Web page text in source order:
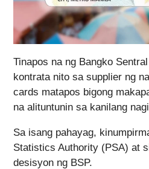
Tinapos na ng Bangko
kontrata nito sa supplier ng
cards matapos bigong
na alituntunin sa kanilang
Sa isang pahayag,
Statistics Authority (PSA) at
desisyon ng BSP.